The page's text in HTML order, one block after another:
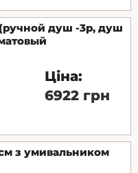
(ручной душ -3р, душ
Ціна:
6922 грн
з умивальником